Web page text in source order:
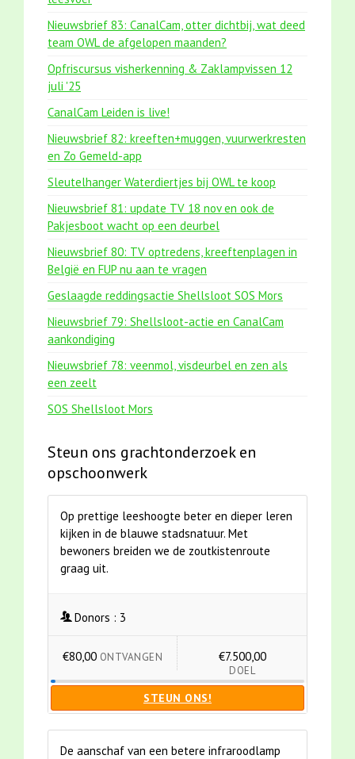
Nieuwsbrief 83: CanalCam, otter dichtbij, wat deed
team OWL de afgelopen maanden?
Opfriscursus visherkenning & Zaklampvissen 12
juli '25
CanalCam Leiden is live!
Nieuwsbrief 82: kreeften+muggen, vuurwerkresten
en Zo Gemeld-app
Sleutelhanger Waterdiertjes bij OWL te koop
Nieuwsbrief 81: update TV 18 nov en ook de
Pakjesboot wacht op een deurbel
Nieuwsbrief 80: TV optredens, kreeftenplagen in
België en FUP nu aan te vragen
Geslaagde reddingsactie Shellsloot SOS Mors
Nieuwsbrief 79: Shellsloot-actie en CanalCam
aankondiging
Nieuwsbrief 78: veenmol, visdeurbel en zen als
een zeelt
SOS Shellsloot Mors
Steun ons grachtonderzoek en
opschoonwerk
Op prettige leeshoogte beter en dieper leren
kijken in de blauwe stadsnatuur. Met
bewoners breiden we de zoutkistenroute
graag uit.
Donors : 3
€80,00 ONTVANGEN €7.500,00
DOEL
STEUN ONS!
De aanschaf van een betere infraroodlamp